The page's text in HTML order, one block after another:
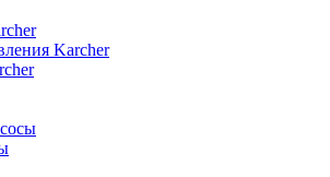
Karcher